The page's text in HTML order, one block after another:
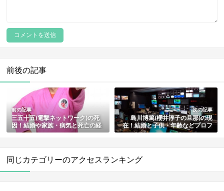
前後の記事
前の記事
三五十五(電撃ネットワーク)の死
因！結婚や家族・病気と死亡の経
緯まとめ
次の記事
島川博篤(櫻井淳子の旦那)の現
在！結婚と子供・年齢などプロフ
ィールも総まとめ
同じカテゴリーのアクセスランキング